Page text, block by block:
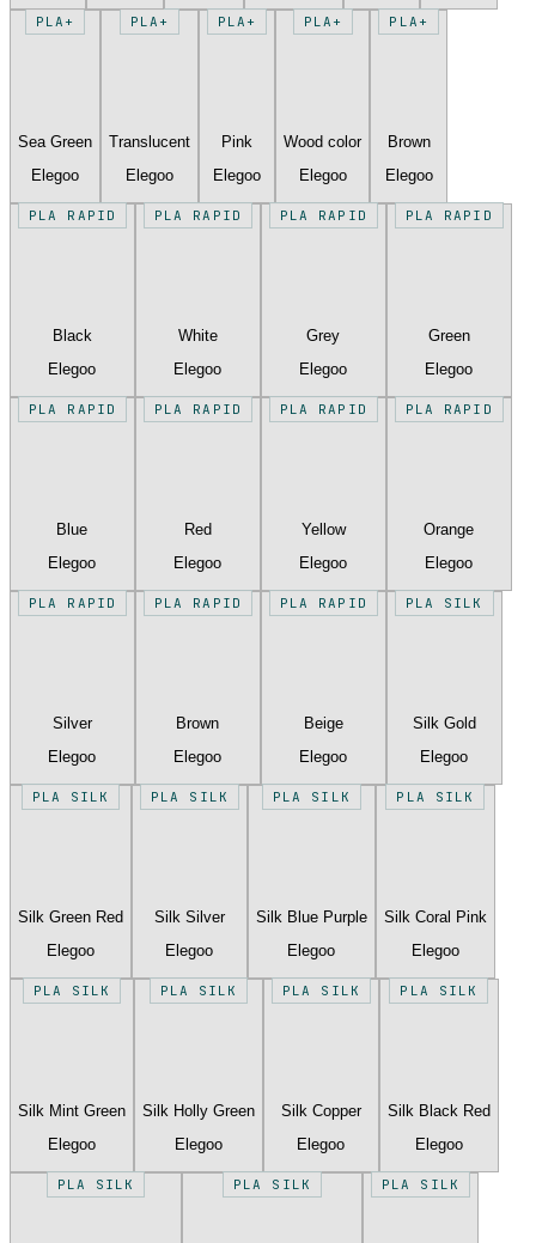
PLA+
Sea Green
Elegoo
PLA+
Translucent
Elegoo
PLA+
Pink
Elegoo
PLA+
Wood color
Elegoo
PLA+
Brown
Elegoo
PLA RAPID
Black
Elegoo
PLA RAPID
White
Elegoo
PLA RAPID
Grey
Elegoo
PLA RAPID
Green
Elegoo
PLA RAPID
Blue
Elegoo
PLA RAPID
Red
Elegoo
PLA RAPID
Yellow
Elegoo
PLA RAPID
Orange
Elegoo
PLA RAPID
Silver
Elegoo
PLA RAPID
Brown
Elegoo
PLA RAPID
Beige
Elegoo
PLA SILK
Silk Gold
Elegoo
PLA SILK
Silk Green Red
Elegoo
PLA SILK
Silk Silver
Elegoo
PLA SILK
Silk Blue Purple
Elegoo
PLA SILK
Silk Coral Pink
Elegoo
PLA SILK
Silk Mint Green
Elegoo
PLA SILK
Silk Holly Green
Elegoo
PLA SILK
Silk Copper
Elegoo
PLA SILK
Silk Black Red
Elegoo
PLA SILK PLA SILK PLA SILK